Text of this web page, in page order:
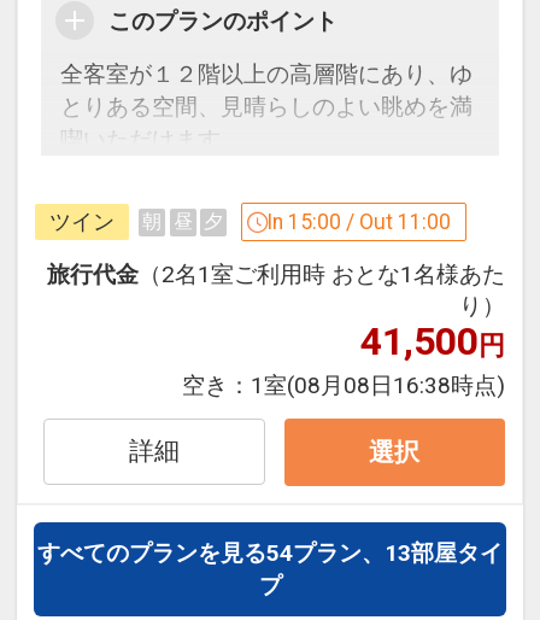
このプランのポイント
全客室が１２階以上の高層階にあり、ゆ
とりある空間、見晴らしのよい眺めを満
喫いただけます。
「食事なしプラン」と「朝食付プラン」
をご用意しています。
●「食事なしプラン」と「朝食付プラ
※ご覧のページがどちらかを【食事条
の項目でご確認のうえ、予約にお進
みください。
30日
インターネットコース番号：DP-1-
ツイン 朝 昼 夕 In 15:00 / Out 11:00
旅行代金 （2名1室ご利用時 おとな1名様あた
り）
41,500円
空き： 1室(08月08日16:38時点)
詳細 選択
すべてのプランを見る54プラン、13部屋タイ
プ